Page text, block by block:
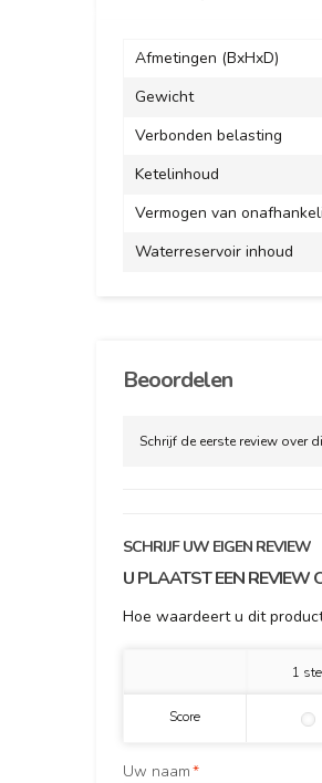
Afmetingen (BxHxD)
Gewicht
Verbonden belasting
Ketelinhoud
Vermogen van
Waterreservoir inhoud
Beoordelen
Schrijf de eerste review over
SCHRIJF UW EIGEN REVIEW
U PLAATST EEN REVIEW
Hoe waardeert u dit
1
Score
*
Uw naam